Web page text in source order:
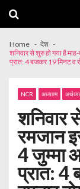
Home
देश
शनिवार से शुरु हो गया है
प्रात: 4 बजकर 19 मिनट व
NCR अध्यात्म
शनिवार
रमजान
4 जुम्मा
प्रात: 4